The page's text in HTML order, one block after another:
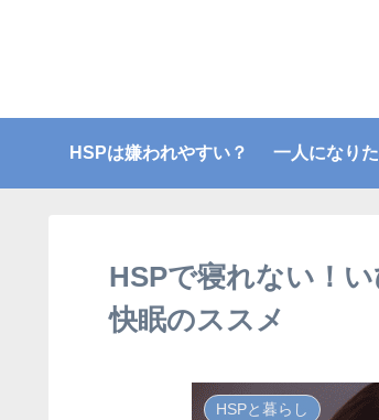
HSPは嫌われやすい？ 一人になり
HSPで寝れない！
快眠のススメ
HSPと暮らし